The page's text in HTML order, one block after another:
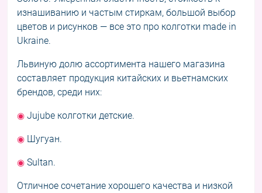
изнашиванию и частым стиркам, большой выбор
цветов и рисунков — все это про колготки made in
Ukraine.
Львиную долю ассортимента нашего магазина
составляет продукция китайских и вьетнамских
брендов, среди них:
◉ Jujube колготки детские.
◉ Шугуан.
◉ Sultan.
Отличное сочетание хорошего качества и низкой